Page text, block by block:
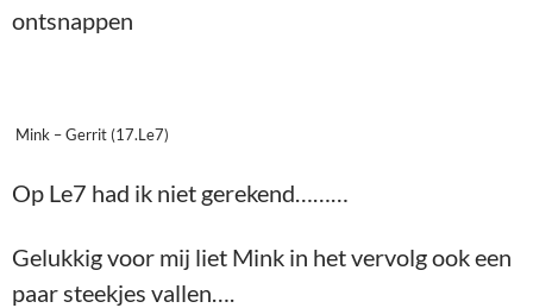
ontsnappen
Mink – Gerrit (17.Le7)
Op Le7 had ik niet gerekend………
Gelukkig voor mij liet Mink in het vervolg ook een
paar steekjes vallen….